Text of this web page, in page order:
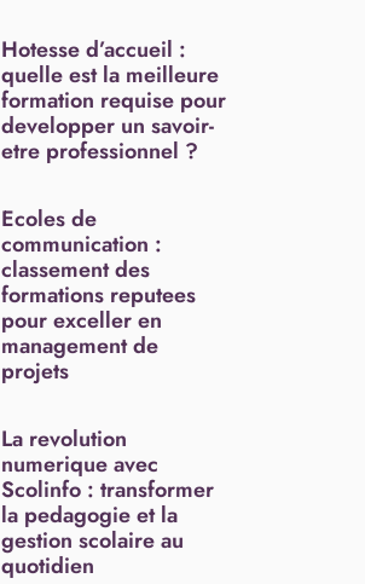
Hotesse d’accueil :
quelle est la meilleure
formation requise pour
developper un savoir-
etre professionnel ?
Ecoles de
communication :
classement des
formations reputees
pour exceller en
management de
projets
La revolution
numerique avec
Scolinfo : transformer
la pedagogie et la
gestion scolaire au
quotidien